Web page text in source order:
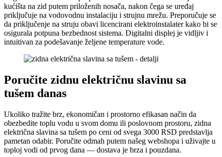
kućišta na zid putem priloženih nosača, nakon čega se uređaj
priključuje na vodovodnu instalaciju i strujnu mrežu. Preporučuje se
da priključenje na struju obavi licencirani elektroinstalater kako bi se
osigurala potpuna bezbednost sistema. Digitalni displej je vidljiv i
intuitivan za podešavanje željene temperature vode.
Poručite zidnu električnu slavinu sa
tušem danas
Ukoliko tražite brz, ekonomičan i prostorno efikasan način da
obezbedite toplu vodu u svom domu ili poslovnom prostoru, zidna
električna slavina sa tušem po ceni od svega 3000 RSD predstavlja
pametan odabir. Poručite odmah putem našeg webshopa i uživajte u
toploj vodi od prvog dana — dostava je brza i pouzdana.